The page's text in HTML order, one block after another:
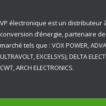
VP électronique est un distributeur
conversion d’énergie, partenaire
marché tels que : VOX POWER,
ULTRAVOLT, EXCELSYS), DELTA
CWT, ARCH ELECTRONICS.